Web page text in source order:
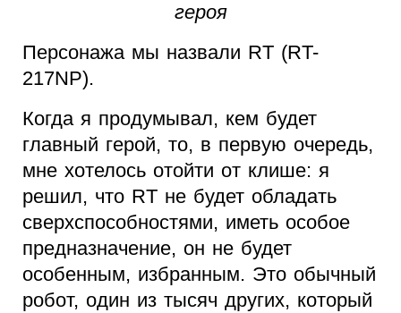
героя
Персонажа мы назвали RT (RT-
217NP).
Когда я продумывал, кем будет
главный герой, то, в первую очередь,
мне хотелось отойти от клише: я
решил, что RT не будет обладать
сверхспособностями, иметь особое
предназначение, он не будет
особенным, избранным. Это обычный
робот, один из тысяч других, который